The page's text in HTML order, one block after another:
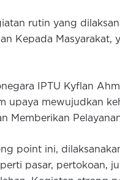
rutin yang
Kepada
IPTU Kyflan
upaya mewujudkan
Memberikan
point ini,
pasar, pertokoan,